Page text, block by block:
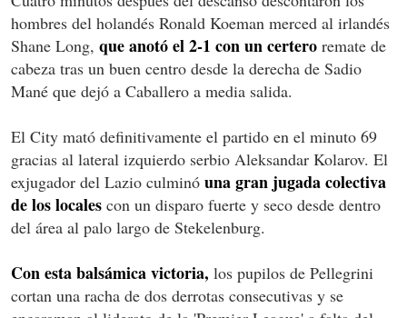
hombres del holandés Ronald Koeman merced al irlandés
Shane Long, que anotó el 2-1 con un certero remate de
cabeza tras un buen centro desde la derecha de Sadio
Mané que dejó a Caballero a media salida.
El City mató definitivamente el partido en el minuto 69
gracias al lateral izquierdo serbio Aleksandar Kolarov. El
exjugador del Lazio culminó una gran jugada colectiva
de los locales con un disparo fuerte y seco desde dentro
del área al palo largo de Stekelenburg.
Con esta balsámica victoria, los pupilos de Pellegrini
cortan una racha de dos derrotas consecutivas y se